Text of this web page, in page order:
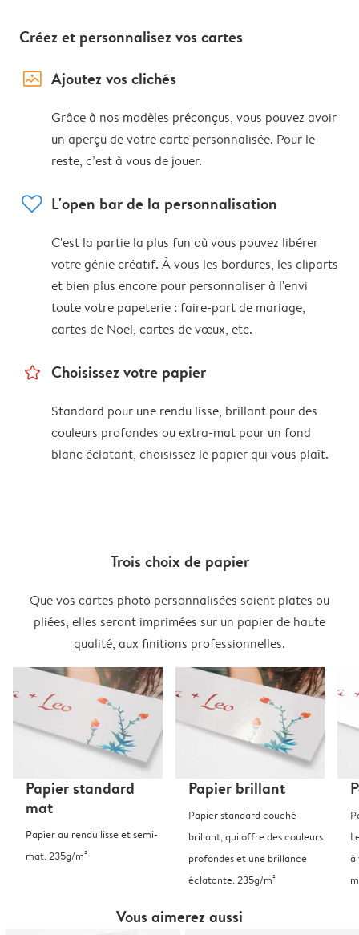
Créez et personnalisez vos cartes
image_placeholder Ajoutez vos clichés
Grâce à nos modèles préconçus, vous pouvez avoir
un aperçu de votre carte personnalisée. Pour le
reste, c’est à vous de jouer.
heart L'open bar de la personnalisation
C'est la partie la plus fun où vous pouvez libérer
votre génie créatif. À vous les bordures, les cliparts
et bien plus encore pour personnaliser à l'envi
toute votre papeterie : faire-part de mariage,
cartes de Noël, cartes de vœux, etc.
star_outline Choisissez votre papier
Standard pour une rendu lisse, brillant pour des
couleurs profondes ou extra-mat pour un fond
blanc éclatant, choisissez le papier qui vous plaît.
Trois choix de papier
Que vos cartes photo personnalisées soient plates ou
pliées, elles seront imprimées sur un papier de haute
qualité, aux finitions professionnelles.
Papier standard
mat
Papier au rendu lisse et semi-
mat. 235g/m²
Papier brillant
Papier standard couché
brillant, qui offre des couleurs
profondes et une brillance
éclatante. 235g/m²
à
Vous aimerez aussi